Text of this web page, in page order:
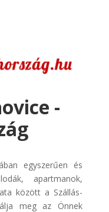
-
egyszerűen és
apartmanok,
között a Szállás-
meg az Önnek